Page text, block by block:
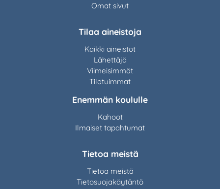
Omat sivut
Tilaa aineistoja
Kaikki aineistot
Lähettäjä
Viimeisimmät
Tilatuimmat
Enemmän koululle
Kahoot
Ilmaiset tapahtumat
Tietoa meistä
Tietoa meistä
Tietosuojakäytäntö